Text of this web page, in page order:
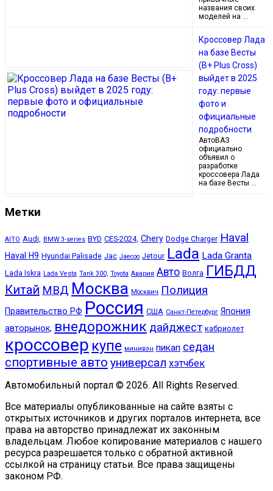
названия своих
моделей на …
Кроссовер Лада
на базе Весты
(B+ Plus Cross)
выйдет в 2025
году: первые
фото и
официальные
подробности
АвтоВАЗ
официально
объявил о
разработке
кроссовера Лада
на базе Весты …
Метки
AITO Audi, BMW 3-series BYD CES-2024, Chery Dodge Charger Haval
Haval H9 Hyundai Palisade Jac Jaecoo Jetour Lada Lada Granta
Lada Iskra Lada Vesta Tank 300, Toyota Авария Авто Волга ГИБДД
Китай МВД Москва Москвич Полиция
Правительство РФ Россия США Санкт-Петербург Япония
авторынок, внедорожник дайджест кабриолет
кроссовер купе минивэн пикап седан
спортивные авто универсал хэтчбек
Автомобильный портал © 2026. All Rights Reserved.
Все материалы опубликованные на сайте взяты с
открытых источников и других порталов интернета, все
права на авторство принадлежат их законным
владельцам. Любое копирование материалов с нашего
ресурса разрешается только с обратной активной
ссылкой на страницу статьи. Все права защищены
законом РФ.